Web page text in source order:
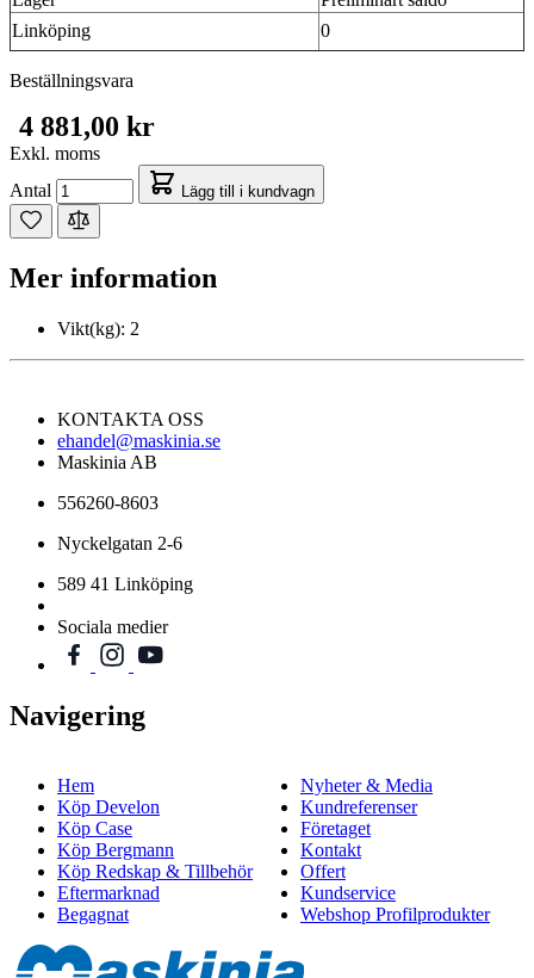
Linköping
0
Beställningsvara
4 881,00 kr
Exkl. moms
Antal
Lägg till i kundvagn
Mer information
Vikt(kg): 2
KONTAKTA OSS
ehandel@maskinia.se
Maskinia AB
556260-8603
Nyckelgatan 2-6
589 41 Linköping
Sociala medier
Navigering
Hem
Köp Develon
Köp Case
Köp Bergmann
Köp Redskap & Tillbehör
Eftermarknad
Begagnat
Nyheter & Media
Kundreferenser
Företaget
Kontakt
Offert
Kundservice
Webshop Profilprodukter